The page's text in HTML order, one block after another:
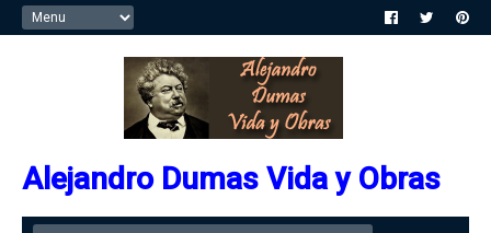
Alejandro Dumas Vida y Obras